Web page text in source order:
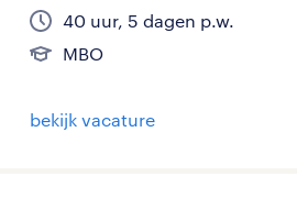
40 uur, 5 dagen p.w.
MBO
bekijk vacature